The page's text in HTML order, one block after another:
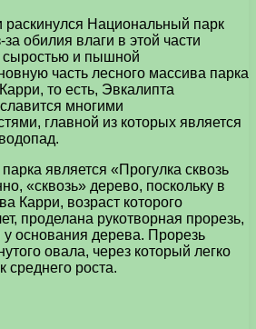
раскинулся Национальный парк
обилия влаги в этой части
сыростью и пышной
часть лесного массива парка
то есть, Эвкалипта
многими
главной из которых является
является «Прогулка сквозь
«сквозь» дерево, поскольку в
Карри, возраст которого
проделана рукотворная прорезь,
основания дерева. Прорезь
овала, через который легко
среднего роста.